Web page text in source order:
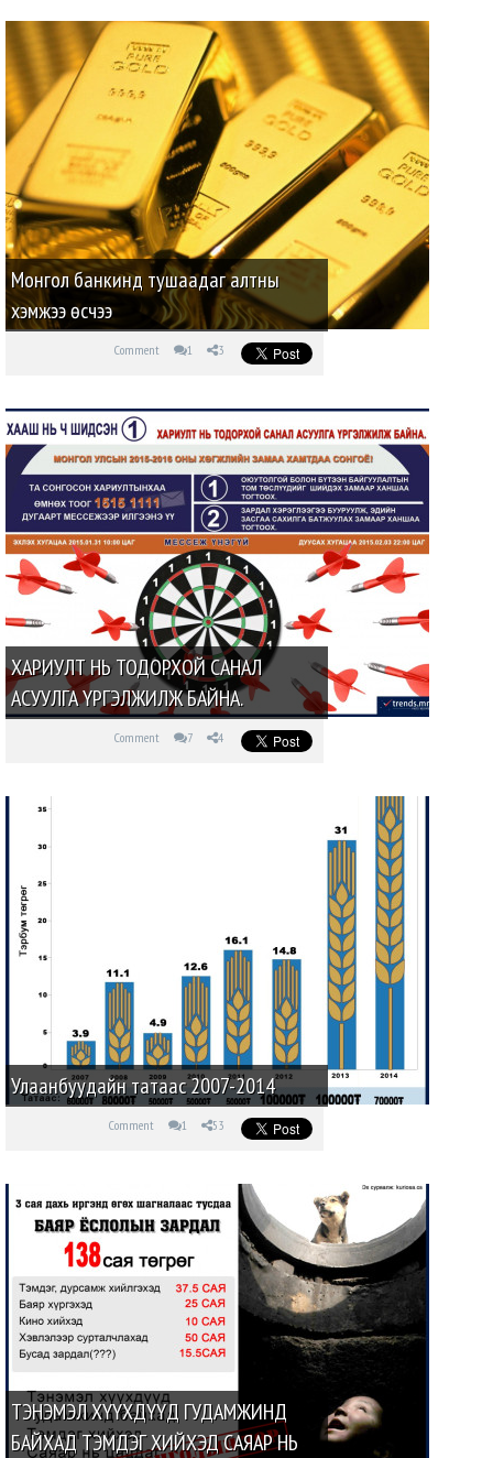
Монгол банкинд тушаадаг алтны
хэмжээ өсчээ
Comment 1 3
ХАРИУЛТ НЬ ТОДОРХОЙ САНАЛ
АСУУЛГА ҮРГЭЛЖИЛЖ БАЙНА.
Comment 7 4
Улаанбуудайн татаас 2007-2014
Comment 1 53
ТЭНЭМЭЛ ХҮҮХДҮҮД ГУДАМЖИНД
БАЙХАД ТЭМДЭГ ХИЙХЭД САЯАР НЬ